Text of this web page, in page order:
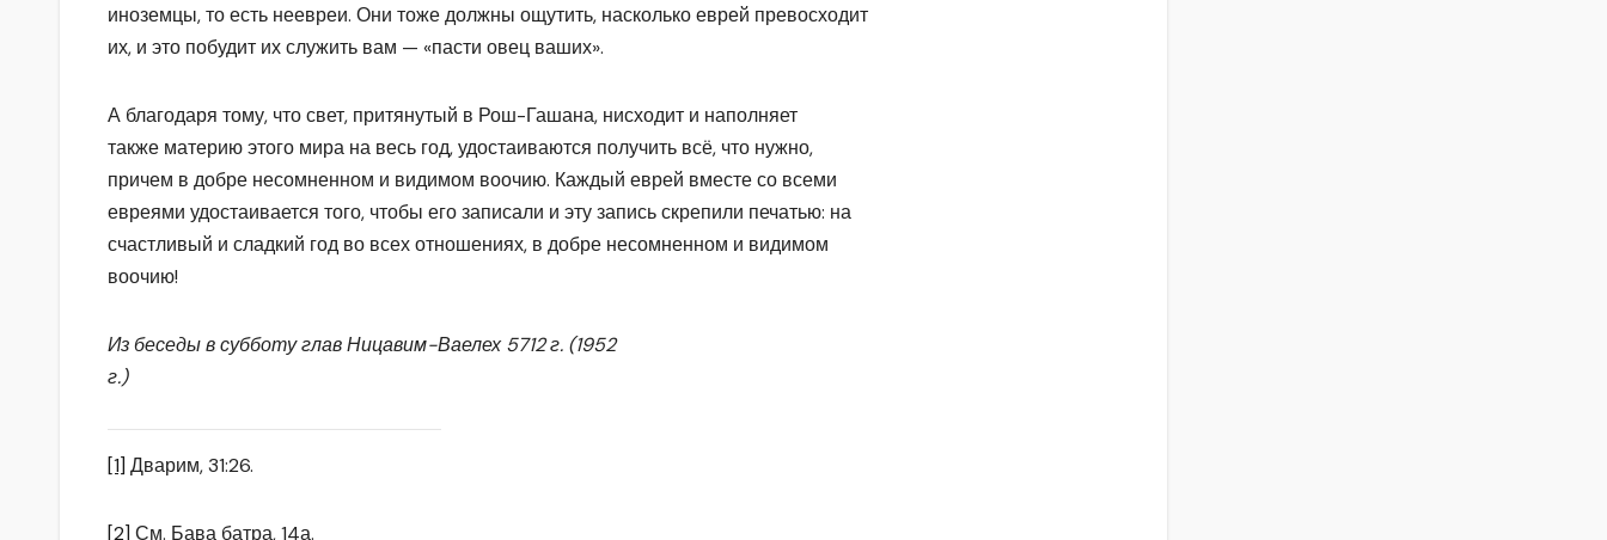
иноземцы, то есть неевреи. Они тоже должны ощутить, насколько еврей превосходит
их, и это побудит их служить вам — «пасти овец ваших».
А благодаря тому, что свет, притянутый в Рош-Гашана, нисходит и наполняет
также материю этого мира на весь год, удостаиваются получить всё, что нужно,
причем в добре несомненном и видимом воочию. Каждый еврей вместе со всеми
евреями удостаивается того, чтобы его записали и эту запись скрепили печатью: на
счастливый и сладкий год во всех отношениях, в добре несомненном и видимом
воочию!
Из беседы в субботу глав Ницавим-Ваелех 5712 г. (1952
г.)
[1] Дварим, 31:26.
[2] См. Бава батра, 14а.